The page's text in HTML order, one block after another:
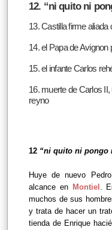
12. “ni quito ni
13. Castilla firme aliada
14. el Papa de Avignon
15. el infante Carlos
16. muerte de Carlos
reyno
12 “ni quito ni pongo
Huye de nuevo
alcance en Montiel .
muchos de sus
y trata de hacer un
tienda de Enrique